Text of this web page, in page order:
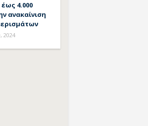
4.000
ανακαίνιση
2024